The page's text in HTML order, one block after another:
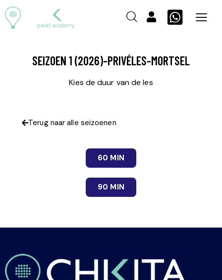
SEIZOEN 1 (2026)-PRIVÉLES-MORTSEL
Kies de duur van de les
Terug naar alle seizoenen
60 MIN
90 MIN